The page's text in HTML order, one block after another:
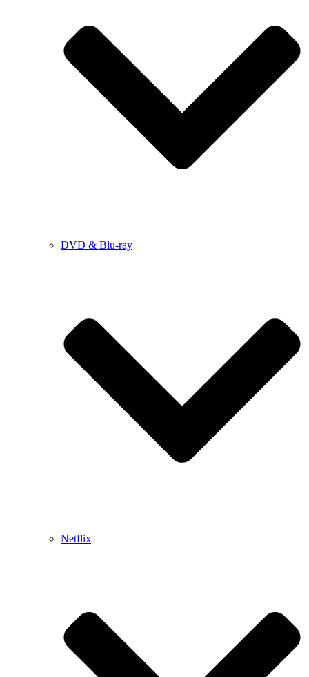
DVD & Blu-ray
Netflix